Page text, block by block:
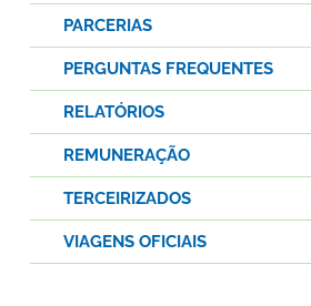
PARCERIAS
PERGUNTAS FREQUENTES
RELATÓRIOS
REMUNERAÇÃO
TERCEIRIZADOS
VIAGENS OFICIAIS